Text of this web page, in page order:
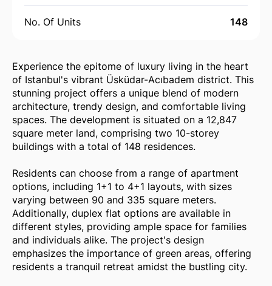
No. Of Units 148
Experience the epitome of luxury living in the heart
of Istanbul's vibrant Üsküdar-Acıbadem district. This
stunning project offers a unique blend of modern
architecture, trendy design, and comfortable living
spaces. The development is situated on a 12,847
square meter land, comprising two 10-storey
buildings with a total of 148 residences.
Residents can choose from a range of apartment
options, including 1+1 to 4+1 layouts, with sizes
varying between 90 and 335 square meters.
Additionally, duplex flat options are available in
different styles, providing ample space for families
and individuals alike. The project's design
emphasizes the importance of green areas, offering
residents a tranquil retreat amidst the bustling city.